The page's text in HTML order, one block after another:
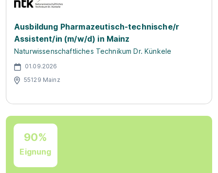
Ausbildung Pharmazeutisch-technische/r
Assistent/in (m/w/d) in Mainz
Naturwissenschaftliches Technikum Dr. Künkele
01.09.2026
55129 Mainz
90%
Eignung